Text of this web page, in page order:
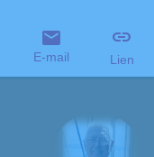
E-mail Lien